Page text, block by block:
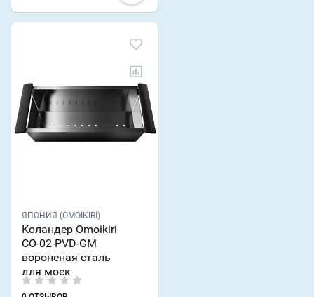
ЯПОНИЯ (OMOIKIRI)
Коландер Omoikiri
CO-02-PVD-GM
вороненая сталь
для моек